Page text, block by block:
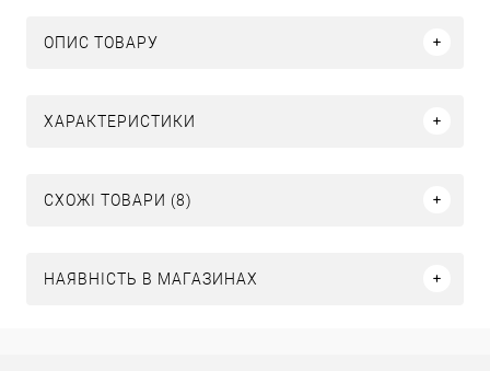
ОПИС ТОВАРУ
ХАРАКТЕРИСТИКИ
СХОЖІ ТОВАРИ (8)
НАЯВНІСТЬ В МАГАЗИНАХ